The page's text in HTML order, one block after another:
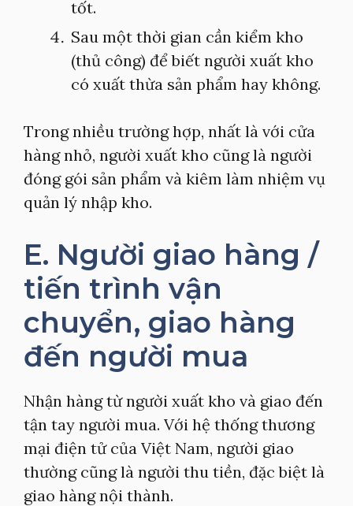
tốt.
Sau một thời gian cần kiểm kho
(thủ công) để biết người xuất kho
có xuất thừa sản phẩm hay không.
Trong nhiều trường hợp, nhất là với cửa
hàng nhỏ, người xuất kho cũng là người
đóng gói sản phẩm và kiêm làm nhiệm vụ
quản lý nhập kho.
E. Người giao hàng /
tiến trình vận
chuyển, giao hàng
đến người mua
Nhận hàng từ người xuất kho và giao đến
tận tay người mua. Với hệ thống thương
mại điện tử của Việt Nam, người giao
thường cũng là người thu tiền, đặc biệt là
giao hàng nội thành.